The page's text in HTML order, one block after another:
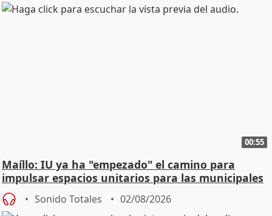
00:55
Maíllo: IU ya ha "empezado" el camino para
impulsar espacios unitarios para las municipales
Sonido Totales 02/08/2026